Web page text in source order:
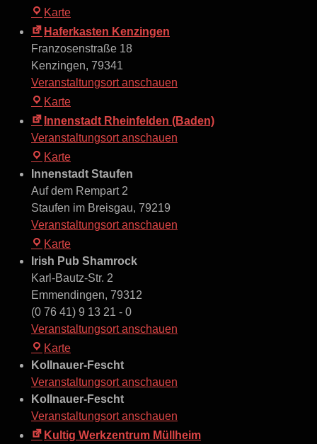
Karte
Warteck
Haferkasten Kenzingen
Franzosenstraße 18
Kenzingen, 79341
Veranstaltungsort anschauen
Karte
Kenzingen
Innenstadt Rheinfelden (Baden)
Veranstaltungsort anschauen
Karte
Rheinfelden
(Baden)
Innenstadt Staufen
Auf dem Rempart 2
Staufen im Breisgau, 79219
Veranstaltungsort anschauen
Karte
Staufen
Irish Pub Shamrock
Karl-Bautz-Str. 2
Emmendingen, 79312
(0 76 41) 9 13 21 - 0
Veranstaltungsort anschauen
Karte
Pub
Shamrock
Kollnauer-Fescht
Veranstaltungsort anschauen
Kollnauer-Fescht
Veranstaltungsort anschauen
Kultig Werkzentrum Müllheim